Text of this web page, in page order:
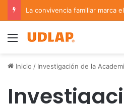
Menu
Inicio / Investigación de la